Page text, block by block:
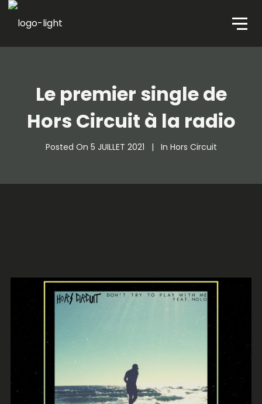
Le premier single de
Hors Circuit à la radio
Posted On 5 JUILLET 2021 In Hors Circuit